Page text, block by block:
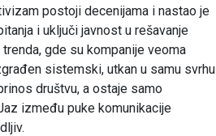
postoji decenijama i nastao je
i uključi javnost u rešavanje
gde su kompanije veoma
sistemski, utkan u samu svrhu
društvu, a ostaje samo
između puke komunikacije